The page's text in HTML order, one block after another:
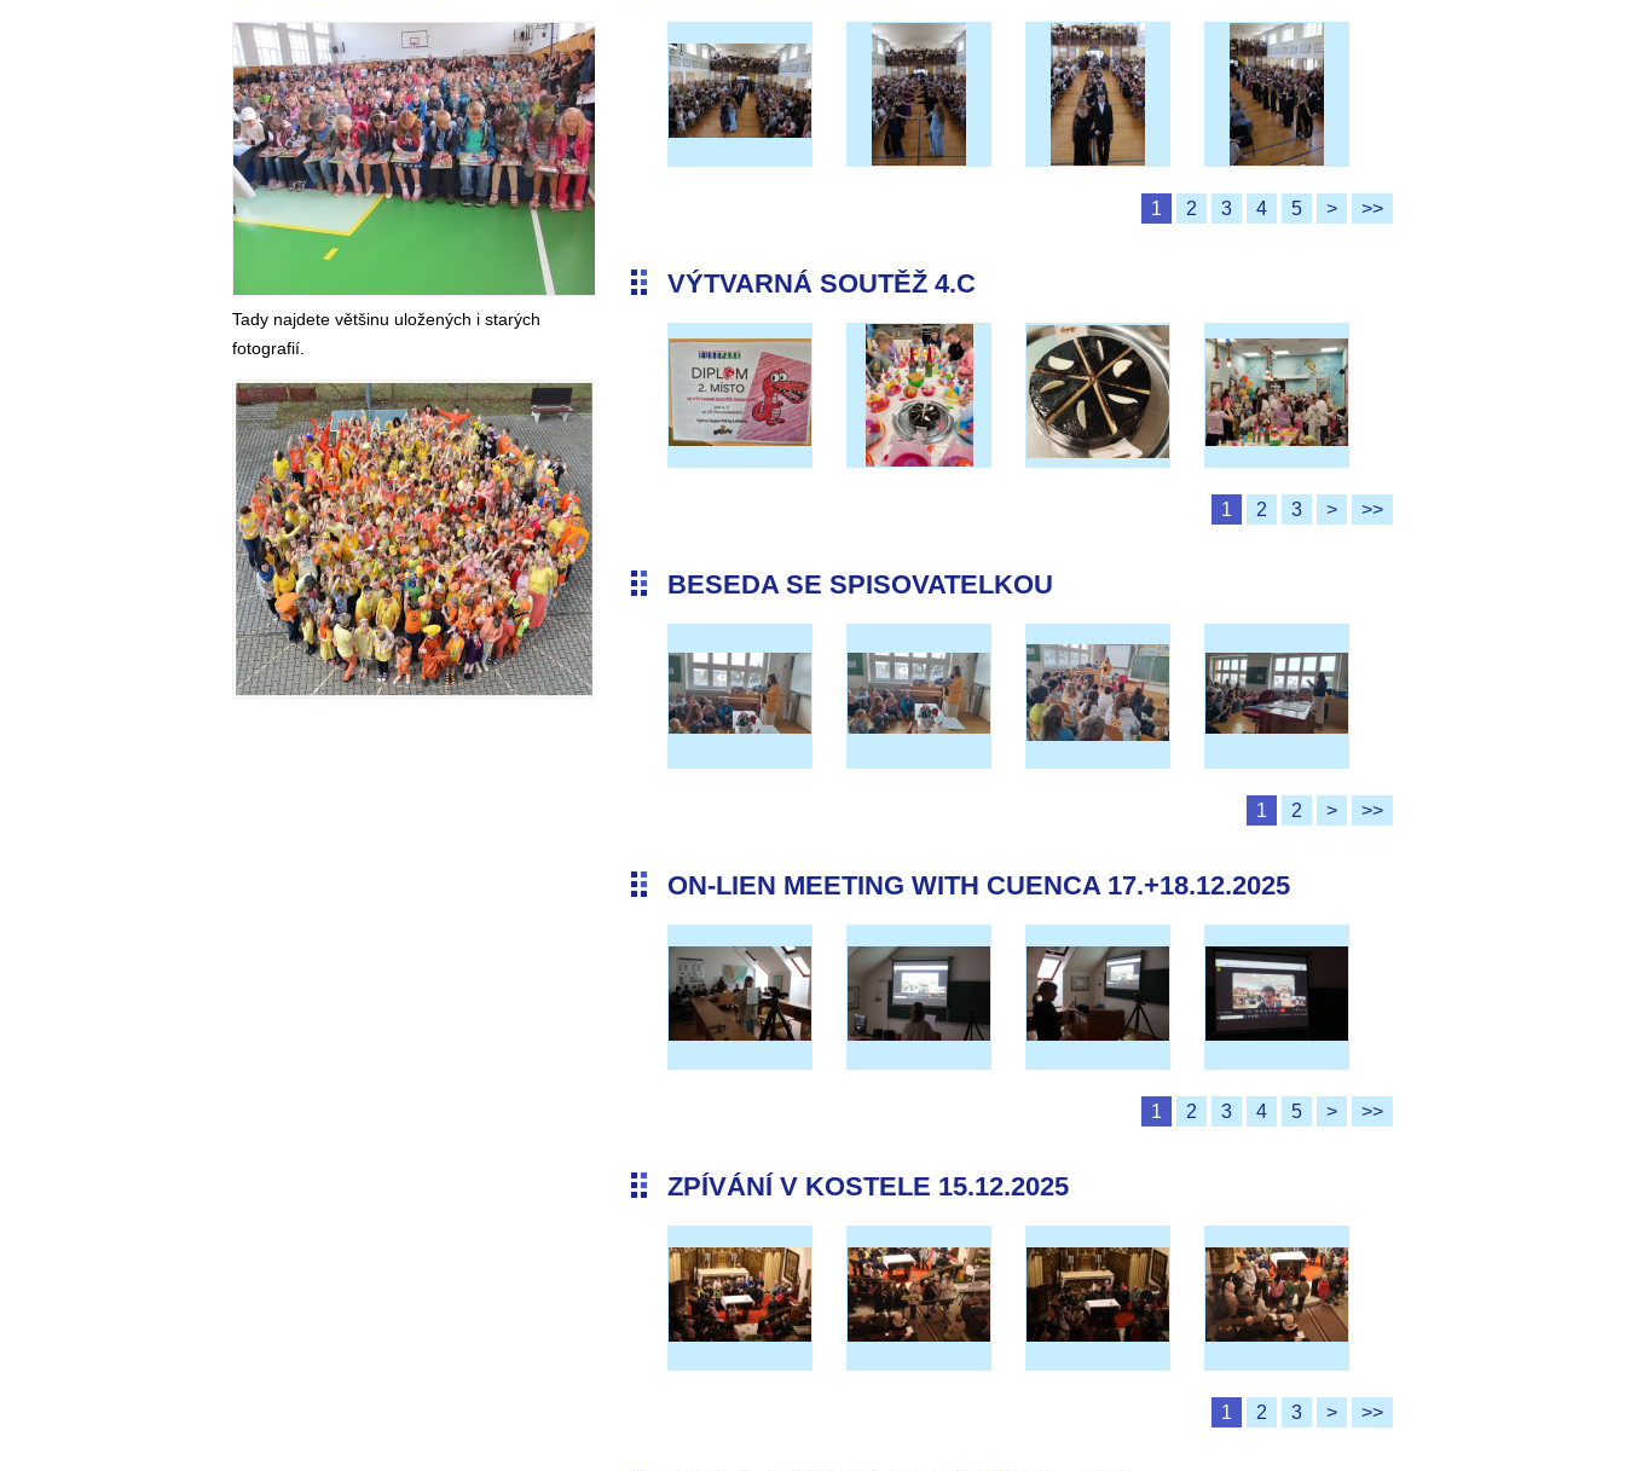
Tady najdete většinu uložených i starých
fotografií.
1 2 3 4 5 > >>
VÝTVARNÁ SOUTĚŽ 4.C
1 2 3 > >>
BESEDA SE SPISOVATELKOU
1 2 > >>
ON-LIEN MEETING WITH CUENCA 17.+18.12.2025
1 2 3 4 5 > >>
ZPÍVÁNÍ V KOSTELE 15.12.2025
1 2 3 > >>